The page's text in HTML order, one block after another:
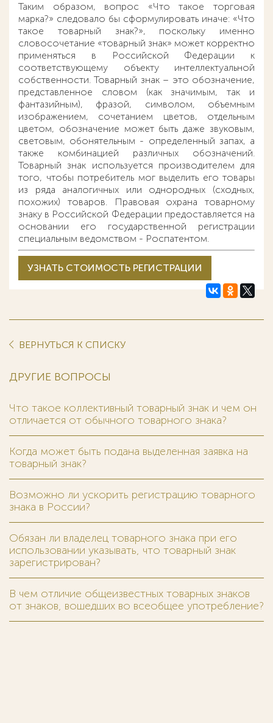
Таким образом, вопрос «Что такое торговая
марка?» следовало бы сформулировать иначе: «Что
такое товарный знак?», поскольку именно
словосочетание «товарный знак» может корректно
применяться в Российской Федерации к
соответствующему объекту интеллектуальной
собственности. Товарный знак – это обозначение,
представленное словом (как значимым, так и
фантазийным), фразой, символом, объемным
изображением, сочетанием цветов, отдельным
цветом, обозначение может быть даже звуковым,
световым, обонятельным - определенный запах, а
также комбинацией различных обозначений.
Товарный знак используется производителем для
того, чтобы потребитель мог выделить его товары
из ряда аналогичных или однородных (сходных,
похожих) товаров. Правовая охрана товарному
знаку в Российской Федерации предоставляется на
основании его государственной регистрации
специальным ведомством - Роспатентом.
УЗНАТЬ СТОИМОСТЬ РЕГИСТРАЦИИ
ВЕРНУТЬСЯ К СПИСКУ
ДРУГИЕ ВОПРОСЫ
Что такое коллективный товарный знак и чем он
отличается от обычного товарного знака?
Когда может быть подана выделенная заявка на
товарный знак?
Возможно ли ускорить регистрацию товарного
знака в России?
Обязан ли владелец товарного знака при его
использовании указывать, что товарный знак
зарегистрирован?
В чем отличие общеизвестных товарных знаков
от знаков, вошедших во всеобщее употребление?